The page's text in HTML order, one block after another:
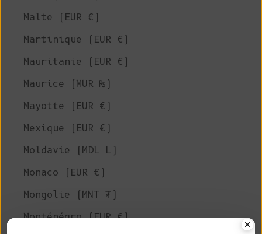
Malte (EUR €)
Martinique (EUR €)
Mauritanie (EUR €)
Maurice (MUR ₨)
Mayotte (EUR €)
Mexique (EUR €)
Moldavie (MDL L)
Monaco (EUR €)
Mongolie (MNT ₮)
Monténégro (EUR €)